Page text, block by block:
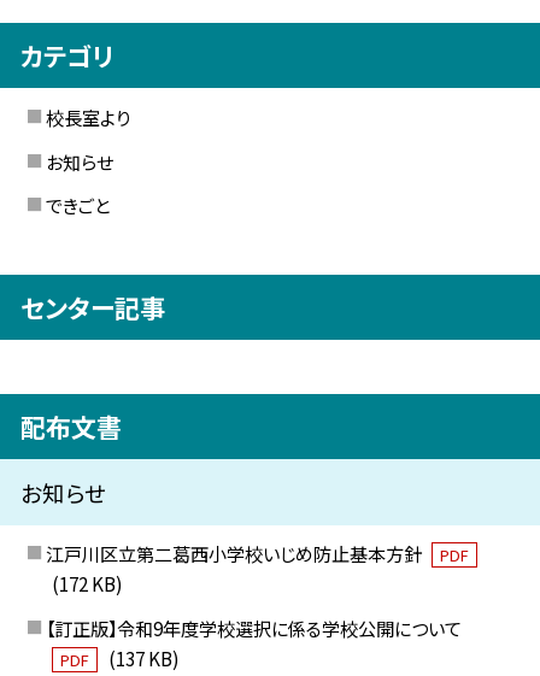
カテゴリ
校長室より
お知らせ
できごと
センター記事
配布文書
お知らせ
江戸川区立第二葛西小学校いじめ防止基本方針 PDF
(172 KB)
【訂正版】令和9年度学校選択に係る学校公開について
PDF
(137 KB)